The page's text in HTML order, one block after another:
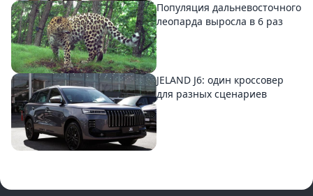
Популяция дальневосточного
леопарда выросла в 6 раз
JELAND J6: один кроссовер
для разных сценариев